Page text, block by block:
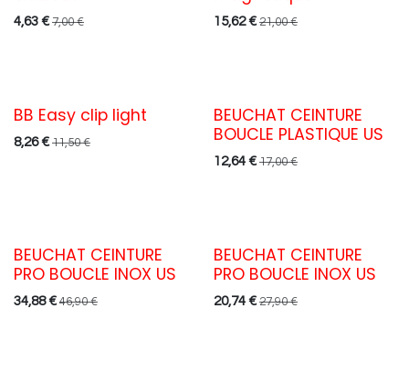
4,63 € 7,00€ 15,62€ 21,00€
BB Easy clip light
8,26€ 11,50€
BEUCHAT CEINTURE
BOUCLE PLASTIQUE US
12,64 € 17,00€
BEUCHAT CEINTURE
PRO BOUCLE INOX US
34,88€ 46,90€
BEUCHAT CEINTURE
PRO BOUCLE INOX US
20,74 € 27,90€